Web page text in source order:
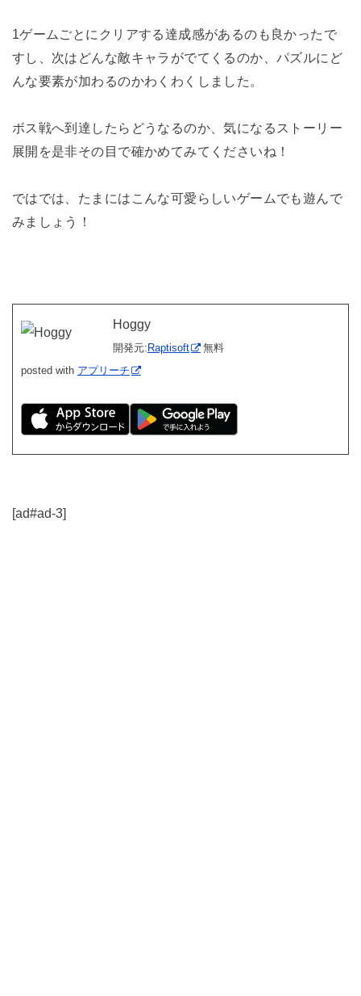
1ゲームごとにクリアする達成感があるのも良かったで
すし、次はどんな敵キャラがでてくるのか、パズルにど
んな要素が加わるのかわくわくしました。
ボス戦へ到達したらどうなるのか、気になるストーリー
展開を是非その目で確かめてみてくださいね！
ではでは、たまにはこんな可愛らしいゲームでも遊んで
みましょう！
Hoggy
開発元:Raptisoft
無料
posted with アプリーチ
[ad#ad-3]